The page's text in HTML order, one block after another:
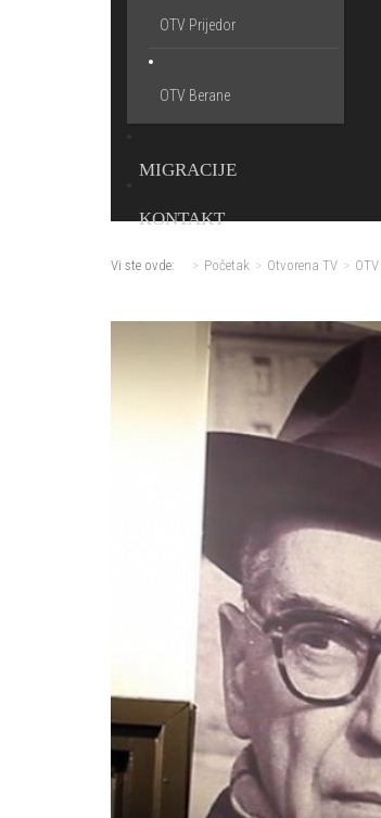
OTV Prijedor
OTV Berane
MIGRACIJE
KONTAKT
Vi ste ovde: Početak Otvorena TV